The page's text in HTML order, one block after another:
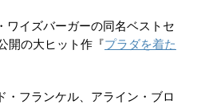
ワイズバーガーの同名ベストセ
開の大ヒット作『プラダを着た
・フランケル、アライン・ブロ